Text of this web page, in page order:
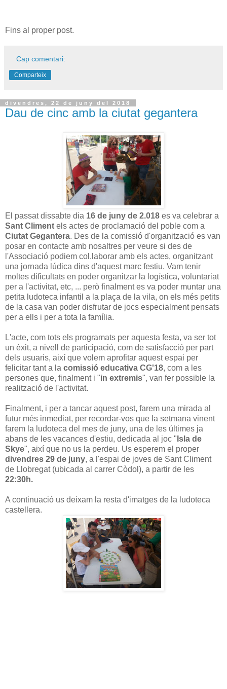
Fins al proper post.
Cap comentari:
Comparteix
divendres, 22 de juny del 2018
Dau de cinc amb la ciutat gegantera
El passat dissabte dia 16 de juny de 2.018 es va celebrar a
Sant Climent els actes de proclamació del poble com a
Ciutat Gegantera. Des de la comissió d'organització es van
posar en contacte amb nosaltres per veure si des de
l'Associació podiem col.laborar amb els actes, organitzant
una jornada lúdica dins d'aquest marc festiu. Vam tenir
moltes dificultats en poder organitzar la logística, voluntariat
per a l'activitat, etc, ... però finalment es va poder muntar una
petita ludoteca infantil a la plaça de la vila, on els més petits
de la casa van poder disfrutar de jocs especialment pensats
per a ells i per a tota la família.
L'acte, com tots els programats per aquesta festa, va ser tot
un èxit, a nivell de participació, com de satisfacció per part
dels usuaris, així que volem aprofitar aquest espai per
felicitar tant a la comissió educativa CG'18, com a les
persones que, finalment i "in extremis", van fer possible la
realització de l'activitat.
Finalment, i per a tancar aquest post, farem una mirada al
futur més inmediat, per recordar-vos que la setmana vinent
farem la ludoteca del mes de juny, una de les últimes ja
abans de les vacances d'estiu, dedicada al joc " Isla de
Skye", així que no us la perdeu. Us esperem el proper
divendres 29 de juny, a l'espai de joves de Sant Climent
de Llobregat (ubicada al carrer Còdol), a partir de les
22:30h.
A continuació us deixam la resta d'imatges de la ludoteca
castellera.